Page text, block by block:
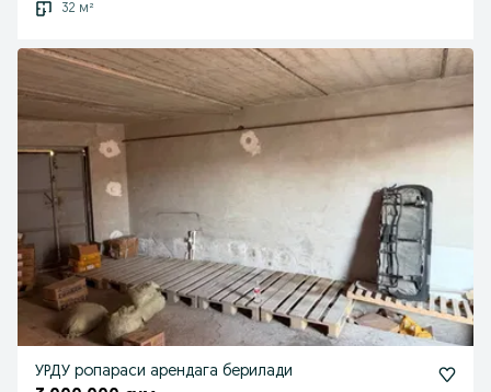
32 м²
УРДУ ропараси арендага берилади